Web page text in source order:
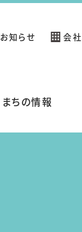
まちの情報
お知らせ 会